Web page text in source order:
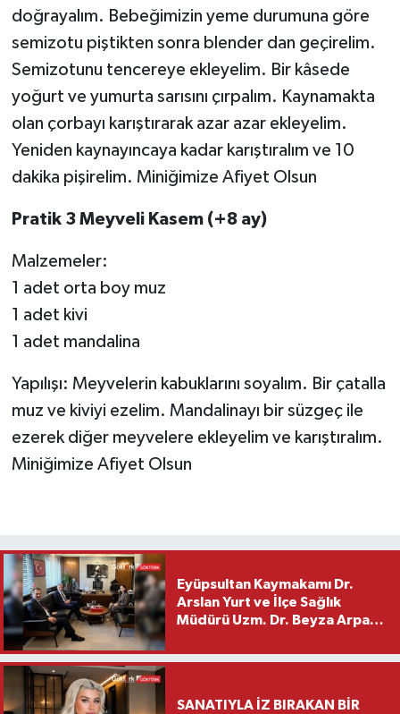
doğrayalım. Bebeğimizin yeme durumuna göre
semizotu piştikten sonra blender dan geçirelim.
Semizotunu tencereye ekleyelim. Bir kâsede
yoğurt ve yumurta sarısını çırpalım. Kaynamakta
olan çorbayı karıştırarak azar azar ekleyelim.
Yeniden kaynayıncaya kadar karıştıralım ve 10
dakika pişirelim. Miniğimize Afiyet Olsun
Pratik 3 Meyveli Kasem (+8 ay)
Malzemeler:
1 adet orta boy muz
1 adet kivi
1 adet mandalina
Yapılışı: Meyvelerin kabuklarını soyalım. Bir çatalla
muz ve kiviyi ezelim. Mandalinayı bir süzgeç ile
ezerek diğer meyvelere ekleyelim ve karıştıralım.
Miniğimize Afiyet Olsun
Eyüpsultan Kaymakamı Dr.
Arslan Yurt ve İlçe Sağlık
Müdürü Uzm. Dr. Beyza Arpacı
Ziyareti
SANATIYLA İZ BIRAKAN BİR